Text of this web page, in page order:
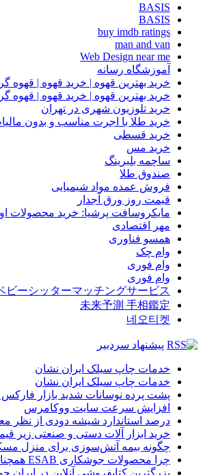
BASIS
BASIS
buy imdb ratings
man and van
Web Design near me
آموزشگاه رسانه
خرید بهترین قهوه | خرید قهوه | قهوه
خرید بهترین قهوه | خرید قهوه | قهوه
خرید تلوزیون شهری در تهران
خرید طلا با اجرت مناسب و بدون
خرید قسطی
خرید مس
ساچمه بلبرینگ
صندوق طلا
فروش عمده مواد شیمیایی
قیمت روز ورق آجدار
مایکروسافت پرشیا: خرید محصولات
مهر اقتصادی
همسو فناوری
وام چک
وام فوری
وام فوری
ビーシッターマッチングサービス
未来予測 手相鑑定
네오티켓
پیشنهاد سردبیر
خدمات چاپ سیلک ایران نشان
خدمات چاپ سیلک ایران نشان
پشت پرده نوسانات شدید بازار
افزایش سرعت سایت ووکامرس
درصد استاندارد شیشه دودی از نظر
خرید ابزار آلات دستی و صنعتی زیر
چگونه بیمه آتش‌سوزی برای منزل
چرا محصولات جوشکاری ESAB همچنان انتخاب اول صنایع بزرگ هستند؟
بزرگترین کتابفروشی آنلاین در ایران